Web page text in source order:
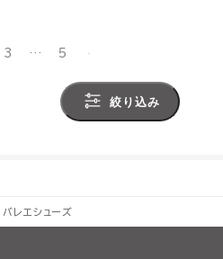
3 … 5
絞り込み
バレエシューズ